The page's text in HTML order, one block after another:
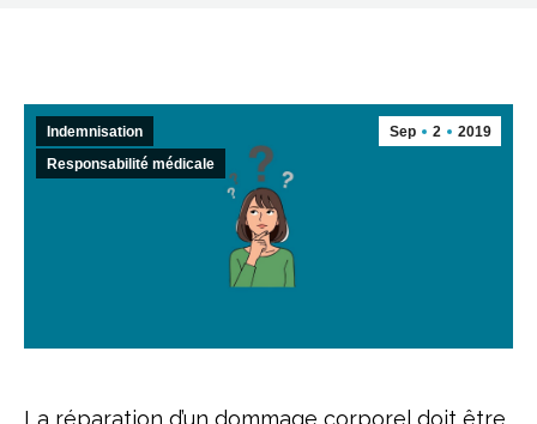
Sep 2 2019
Indemnisation
Responsabilité médicale
La réparation d’un dommage corporel doit être